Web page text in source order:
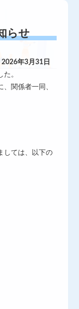
らせ
2026年3月31日
。
関係者一同、
しては、以下の